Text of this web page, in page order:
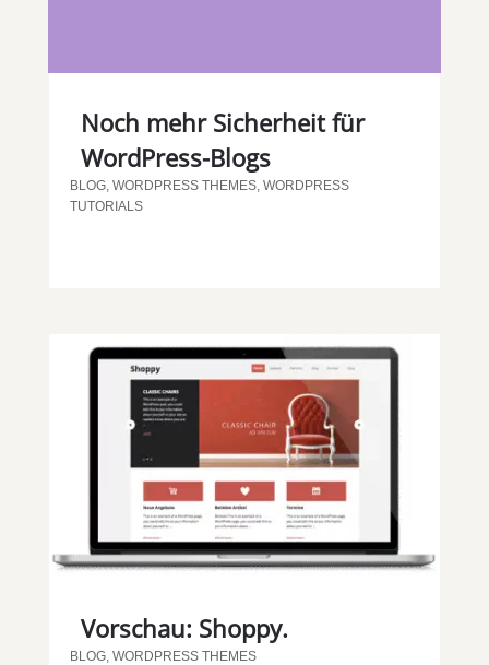
Noch mehr Sicherheit für
WordPress-Blogs
BLOG, WORDPRESS THEMES, WORDPRESS
TUTORIALS
Vorschau: Shoppy.
BLOG, WORDPRESS THEMES